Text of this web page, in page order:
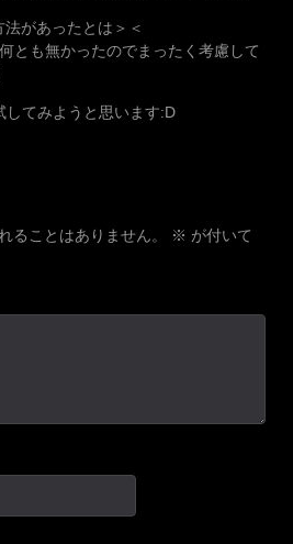
があったとは＞＜
とも無かったのでまったく考慮して
してみようと思います:D
ることはありません。 ※ が付いて